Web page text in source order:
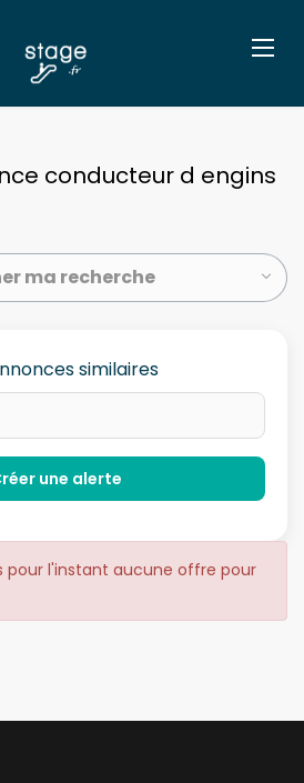
conducteur d engins
ma recherche
similaires
pour l'instant aucune offre pour